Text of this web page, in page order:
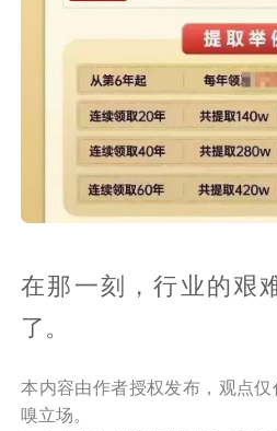
在那一刻，行业的艰
了。
本内容由作者授权发布，观点
嗅立场。